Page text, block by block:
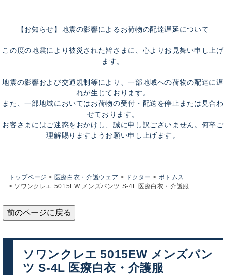
【お知らせ】地震の影響によるお荷物の配達遅延について
この度の地震により被災された皆さまに、心よりお見舞い申し上げ
ます。
地震の影響および交通規制等により、一部地域への荷物の配達に遅
れが生じております。
また、一部地域においてはお荷物の受付・配送を停止または見合わ
せております。
お客さまにはご迷惑をおかけし、誠に申し訳ございません。何卒ご
理解賜りますようお願い申し上げます。
トップページ 医療白衣・介護ウェア ドクター
ボトムス
ソワンクレエ 5015EW メンズパンツ S-4L 医療白衣・介護服
前のページに戻る
ソワンクレエ 5015EW メンズパン
ツ S-4L 医療白衣・介護服